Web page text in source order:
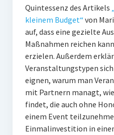
Social Media
PR-Theorie
PR-Literatur
PR-Studien
Gesellschaft & Medien
Infografik-Themengarten
Quintessenz des Artikels
kleinem Budget“ von
auf, dass eine gezielte
Maßnahmen reichen
erzielen. Außerdem
Veranstaltungstypen
eignen, warum man
mit Partnern managt,
findet, die auch ohne
einem Event
Einmalinvestition in